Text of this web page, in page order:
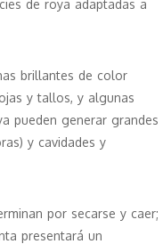
de roya adaptadas a
brillantes de color
y tallos, y algunas
pueden generar grandes
y cavidades y
por secarse y caer;
presentará un